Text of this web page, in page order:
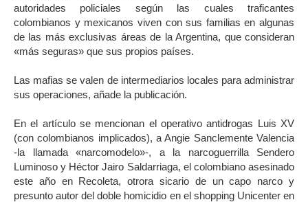
autoridades policiales según las cuales traficantes
colombianos y mexicanos viven con sus familias en algunas
de las más exclusivas áreas de la Argentina, que consideran
«más seguras» que sus propios países.
Las mafias se valen de intermediarios locales para administrar
sus operaciones, añade la publicación.
En el artículo se mencionan el operativo antidrogas Luis XV
(con colombianos implicados), a Angie Sanclemente Valencia
-la llamada «narcomodelo»-, a la narcoguerrilla Sendero
Luminoso y Héctor Jairo Saldarriaga, el colombiano asesinado
este año en Recoleta, otrora sicario de un capo narco y
presunto autor del doble homicidio en el shopping Unicenter en